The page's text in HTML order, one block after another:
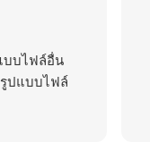
บบไฟล์อื่น
ปแบบไฟล์